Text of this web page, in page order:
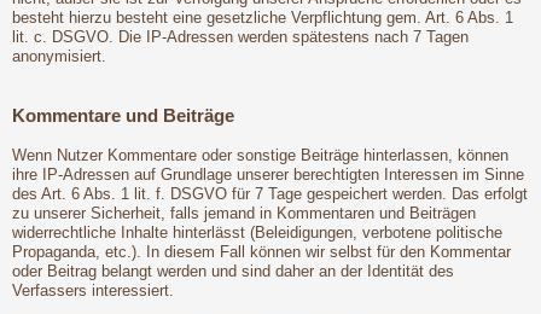
besteht hierzu besteht eine gesetzliche Verpflichtung gem. Art. 6 Abs. 1
lit. c. DSGVO. Die IP-Adressen werden spätestens nach 7 Tagen
anonymisiert.
Kommentare und Beiträge
Wenn Nutzer Kommentare oder sonstige Beiträge hinterlassen, können
ihre IP-Adressen auf Grundlage unserer berechtigten Interessen im Sinne
des Art. 6 Abs. 1 lit. f. DSGVO für 7 Tage gespeichert werden. Das erfolgt
zu unserer Sicherheit, falls jemand in Kommentaren und Beiträgen
widerrechtliche Inhalte hinterlässt (Beleidigungen, verbotene politische
Propaganda, etc.). In diesem Fall können wir selbst für den Kommentar
oder Beitrag belangt werden und sind daher an der Identität des
Verfassers interessiert.